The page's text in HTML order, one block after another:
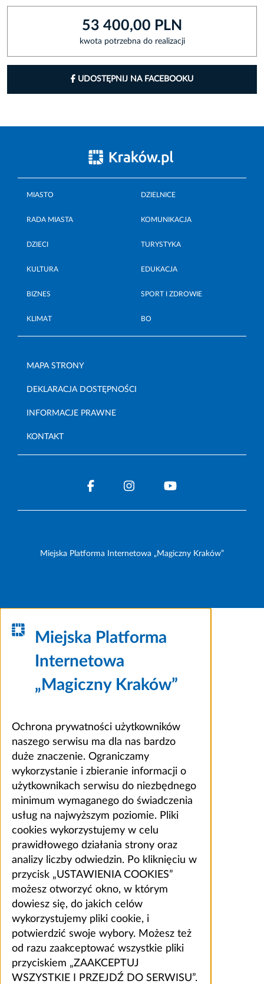
53 400,00 PLN
kwota potrzebna do realizacji
UDOSTĘPNIJ NA FACEBOOKU
MIASTO DZIELNICE
RADA MIASTA KOMUNIKACJA
DZIECI TURYSTYKA
KULTURA EDUKACJA
BIZNES SPORT I ZDROWIE
KLIMAT BO
MAPA STRONY
DEKLARACJA DOSTĘPNOŚCI
INFORMACJE PRAWNE
KONTAKT
Miejska Platforma Internetowa „Magiczny Kraków”
Miejska Platforma
Internetowa
„Magiczny Kraków”
Ochrona prywatności użytkowników
naszego serwisu ma dla nas bardzo
duże znaczenie. Ograniczamy
wykorzystanie i zbieranie informacji o
użytkownikach serwisu do niezbędnego
minimum wymaganego do świadczenia
usług na najwyższym poziomie. Pliki
cookies wykorzystujemy w celu
prawidłowego działania strony oraz
analizy liczby odwiedzin. Po kliknięciu w
przycisk „USTAWIENIA COOKIES”
możesz otworzyć okno, w którym
dowiesz się, do jakich celów
wykorzystujemy pliki cookie, i
potwierdzić swoje wybory. Możesz też
od razu zaakceptować wszystkie pliki
przyciskiem „ZAAKCEPTUJ
WSZYSTKIE I PRZEJDŹ DO SERWISU”.